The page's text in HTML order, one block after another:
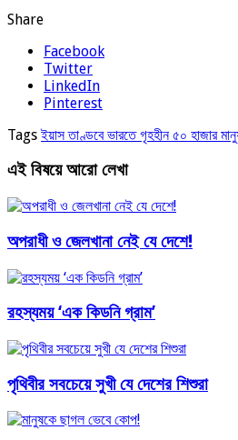
Share
Facebook
Twitter
LinkedIn
Pinterest
Tagsইয়াস তাণ্ডবে ভারতে গৃহহীন ৫০ হাজার
এই বিষয়ে আরো লেখা
অপরাধী ও জেলখানা নেই যে দেশে!
রহস্যময় ‘এক কিডনি গ্রাম’
পৃথিবীর সবচেয়ে সুখী যে দেশের শিশুরা